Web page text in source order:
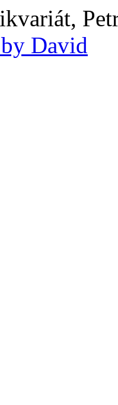
David